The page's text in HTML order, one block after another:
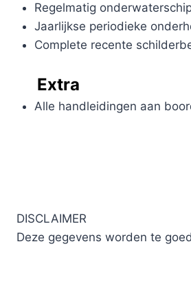
Regelmatig
Jaarlijkse periodieke
Complete recente
Extra
Alle handleidingen aan
DISCLAIMER
Deze gegevens worden te